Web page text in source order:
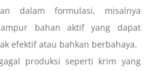
dalam formulasi, misalnya
bahan aktif yang dapat
efektif atau bahkan berbahaya.
produksi seperti krim yang